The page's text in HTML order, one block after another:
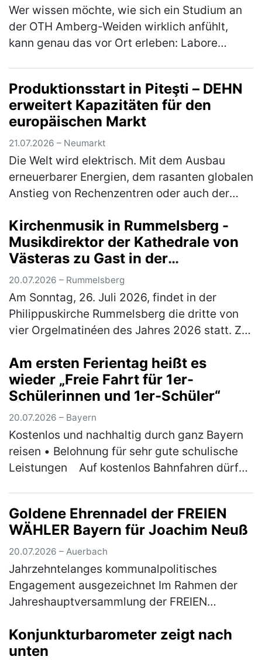
Wer wissen möchte, wie sich ein Studium an
der OTH Amberg-Weiden wirklich anfühlt,
kann genau das vor Ort erleben: Labore
(mehr)
Produktionsstart in Piteşti – DEHN
erweitert Kapazitäten für den
europäischen Markt
21.07.2026 – Neumarkt
Die Welt wird elektrisch. Mit dem Ausbau
erneuerbarer Energien, dem rasanten globalen
Anstieg von Rechenzentren oder auch der
die Elektrobranche zentraler…(mehr)
Kirchenmusik in Rummelsberg -
Musikdirektor der Kathedrale von
Västeras zu Gast in der
Philippuskirche
20.07.2026 – Rummelsberg
Am Sonntag, 26. Juli 2026, findet in der
Philippuskirche Rummelsberg die dritte von
vier Orgelmatinéen des Jahres 2026 statt. Zu
Västeras in Schweden, Ben…(mehr)
Am ersten Ferientag heißt es
wieder „Freie Fahrt für 1er-
Schülerinnen und 1er-Schüler“
20.07.2026 – Bayern
Kostenlos und nachhaltig durch ganz Bayern
reisen • Belohnung für sehr gute schulische
Leistungen ￼Auf kostenlos Bahnfahren dürfen
Goldene Ehrennadel der FREIEN
WÄHLER Bayern für Joachim Neuß
20.07.2026 – Auerbach
Jahrzehntelanges kommunalpolitisches
Engagement ausgezeichnet Im Rahmen der
Jahreshauptversammlung der FREIEN
Goldenen Ehrennadel der FREIEN WÄHLER
Bayern aus…
Konjunkturbarometer zeigt nach
unten